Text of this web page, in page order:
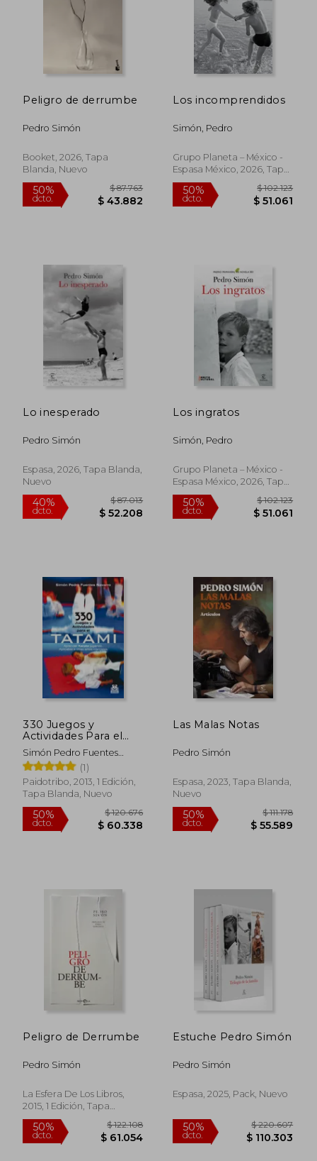
dcto. dcto. $
Peligro de derrumbe
Pedro Simón
Booket, 2026, Tapa
Blanda, Nuevo
50%
dcto. $ 43.882
Los incomprendidos
Simón, Pedro
Grupo Planeta – México -
Espasa México, 2026, Tapa
Blanda, Nuevo
50%
dcto. $
Lo inesperado
Pedro Simón
Espasa, 2026, Tapa Blanda,
Nuevo
Los ingratos
Simón, Pedro
Grupo Planeta – México -
Espasa México, 2026, Tapa
Blanda, Nuevo
330 Juegos y
Actividades Para el
Tatami
Simón Pedro Fuentes
Navarro
(1)
Paidotribo, 2013, 1 Edición,
Tapa Blanda, Nuevo
Las Malas Notas
Pedro Simón
Espasa, 2023, Tapa Blanda,
Nuevo
Peligro de Derrumbe
Pedro Simón
La Esfera De Los Libros,
2015, 1 Edición, Tapa
Blanda,Usado
Estuche Pedro Simón
Pedro Simón
Espasa, 2025, Pack, Nuevo